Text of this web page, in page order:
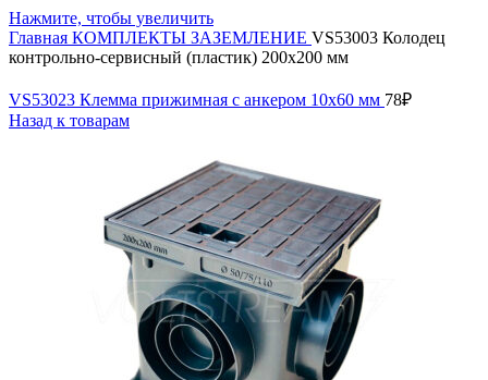
Нажмите, чтобы увеличить
Главная КОМПЛЕКТЫ ЗАЗЕМЛЕНИЕ VS53003 Колодец
контрольно-сервисный (пластик) 200х200 мм
VS53023 Клемма прижимная с анкером 10х60 мм 78₽
Назад к товарам